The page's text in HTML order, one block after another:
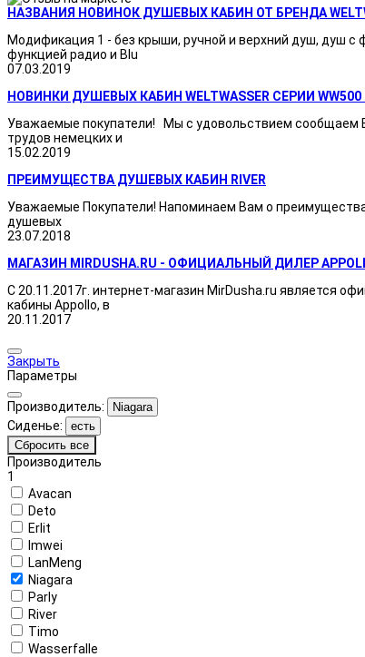
НАЗВАНИЯ НОВИНОК ДУШЕВЫХ КАБИН ОТ БРЕНДА
Модификация 1 - без крыши, ручной и верхний душ, душ
функцией радио и Blu
07.03.2019
НОВИНКИ ДУШЕВЫХ КАБИН WELTWASSER СЕРИИ WW500
Уважаемые покупатели! Мы с удовольствием сообщаем
трудов немецких и
15.02.2019
ПРЕИМУЩЕСТВА ДУШЕВЫХ КАБИН RIVER
Уважаемые Покупатели! Напоминаем Вам о
душевых
23.07.2018
МАГАЗИН MIRDUSHA.RU - ОФИЦИАЛЬНЫЙ ДИЛЕР
С 20.11.2017г. интернет-магазин MirDusha.ru является
кабины Appollo, в
20.11.2017
Закрыть
Параметры
Производитель: Niagara
Сиденье:
есть
Сбросить все
Производитель
1
Avacan
Deto
Erlit
Imwei
LanMeng
Niagara
Parly
River
Timo
Wasserfalle